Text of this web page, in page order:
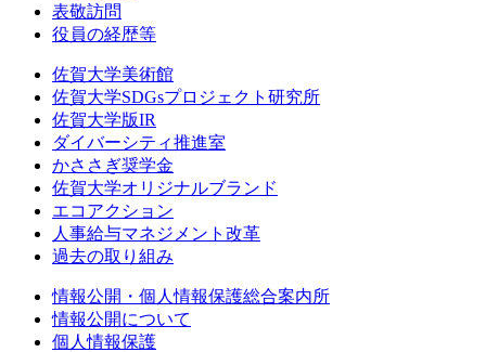
表敬訪問
役員の経歴等
佐賀大学美術館
佐賀大学SDGsプロジェクト研究所
佐賀大学版IR
ダイバーシティ推進室
かささぎ奨学金
佐賀大学オリジナルブランド
エコアクション
人事給与マネジメント改革
過去の取り組み
情報公開・個人情報保護総合案内所
情報公開について
個人情報保護